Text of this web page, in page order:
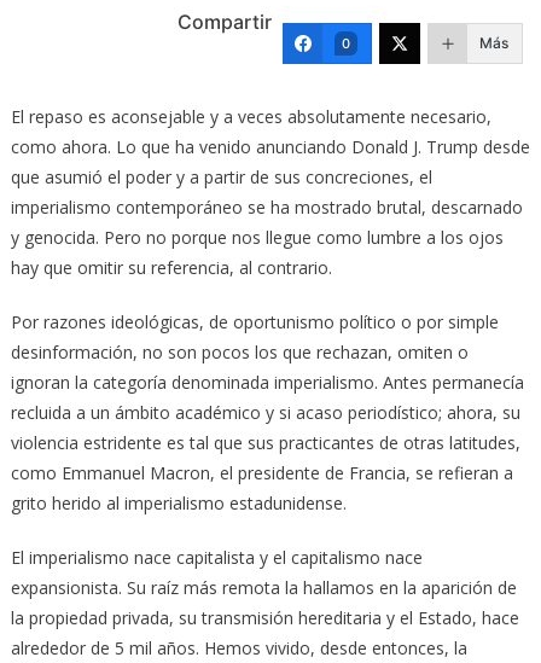
Compartir
0 Más
El repaso es aconsejable y a veces absolutamente necesario,
como ahora. Lo que ha venido anunciando Donald J. Trump desde
que asumió el poder y a partir de sus concreciones, el
imperialismo contemporáneo se ha mostrado brutal, descarnado
y genocida. Pero no porque nos llegue como lumbre a los ojos
hay que omitir su referencia, al contrario.
Por razones ideológicas, de oportunismo político o por simple
desinformación, no son pocos los que rechazan, omiten o
ignoran la categoría denominada imperialismo. Antes permanecía
recluida a un ámbito académico y si acaso periodístico; ahora, su
violencia estridente es tal que sus practicantes de otras latitudes,
como Emmanuel Macron, el presidente de Francia, se refieran a
grito herido al imperialismo estadunidense.
El imperialismo nace capitalista y el capitalismo nace
expansionista. Su raíz más remota la hallamos en la aparición de
la propiedad privada, su transmisión hereditaria y el Estado, hace
alrededor de 5 mil años. Hemos vivido, desde entonces, la